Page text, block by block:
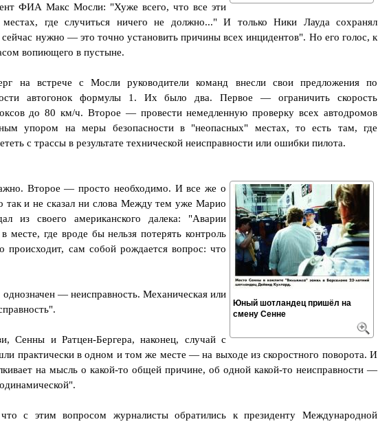
ФИА Макс Мосли: "Хуже всего, что все эти
местах, где случиться ничего не должно..." И только Ники Лауда сохранял
нужно — это точно установить причины всех инцидентов". Но его голос, к
вопиющего в пустыне.
на встрече с Мосли руководители команд внесли свои предложения по
автогонок формулы 1. Их было два. Первое — ограничить скорость
до 80 км/ч. Второе — провести немедленную проверку всех автодромов
упором на меры безопасности в "неопасных" местах, то есть там, где
с трассы в результате технической неисправности или ошибки пилота.
Юный шотландец пришёл на
смену Сенне
Второе — просто необходимо. И все же о
так и не сказал ни слова Между тем уже Марио
из своего американского далека: "Аварии
месте, где вроде бы нельзя потерять контроль
происходит, сам собой рождается вопрос: что
— неисправность. Механическая или
Сенны и Ратцен-Бергера, наконец, случай с
практически в одном и том же месте — на выходе из скоростного поворота. И
на мысль о какой-то общей причине, об одной какой-то неисправности —
с этим вопросом журналисты обратились к президенту Международной